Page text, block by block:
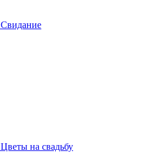
Свидание
Цветы на свадьбу